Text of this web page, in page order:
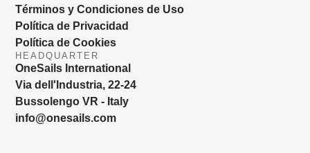
Términos y Condiciones de Uso
Política de Privacidad
Política de Cookies
HEADQUARTER
OneSails International
Via dell'Industria, 22-24
Bussolengo VR - Italy
info@onesails.com